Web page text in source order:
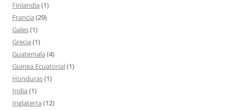
Finlandia (1)
Francia (29)
Gales(1)
Grecia (1)
Guatemala (4)
Guinea Ecuatorial(1)
Honduras(1)
India (1)
Inglaterra (12)